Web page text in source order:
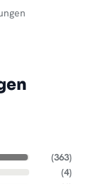
(363)
(4)